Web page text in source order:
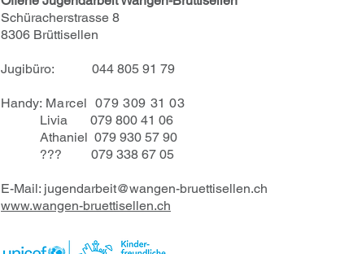
Schüracherstrasse 8
8306 Brüttisellen
Jugibüro: 044 805 91 79
Handy: Marcel 079 309 31 03
Livia 079 800 41 06
Athaniel 079 930 57 90
??? 079 338 67 05
E-Mail: jugendarbeit@wangen-bruettisellen.ch
www.wangen-bruettisellen.ch